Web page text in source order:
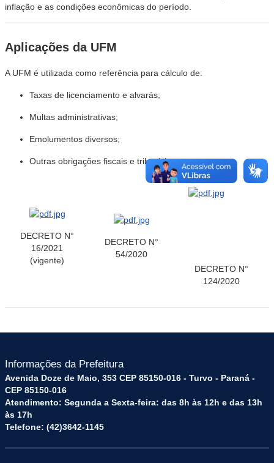
inflação e as condições econômicas do período.
Aplicações da UFM
A UFM é utilizada como referência para cálculo de:
Taxas de licenciamento e alvarás;
Multas administrativas;
Emolumentos diversos;
Outras obrigações fiscais e tributárias.
DECRETO N°
16/2021
(vigente)
DECRETO N°
54/2020
DECRETO N°
124/2020
Informações da Prefeitura
Avenida Doze de Maio, 353 CEP 85150-016 - Turvo - Paraná -
CEP 85150-016
Atendimento: Segunda a Sexta-feira: das 8h às 12h e das 13h
às 17h
Telefone: (42)3642-1145